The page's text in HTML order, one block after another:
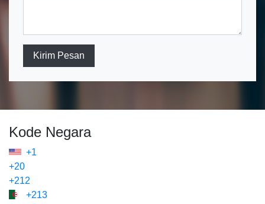
Kirim Pesan
Kode Negara
+1
+20
+212
+213